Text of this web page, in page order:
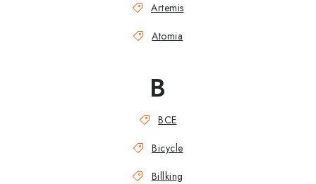
Artemis
Atomia
B
BCE
Bicycle
Billking